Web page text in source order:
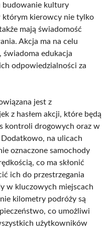
budowanie kultury
którym kierowcy nie tylko
mają świadomość
Akcja ma na celu
świadoma edukacja
odpowiedzialności za
jest z
z hasłem akcji, które będą
kontroli drogowych oraz w
na ulicach
oznaczone samochody
co ma skłonić
ich do przestrzegania
w kluczowych miejscach
kilometry podróży są
co umożliwi
użytkowników